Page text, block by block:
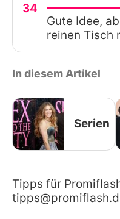
34
Gute Idee,
reinen Tisch
In diesem Artikel
Serien
Tipps für